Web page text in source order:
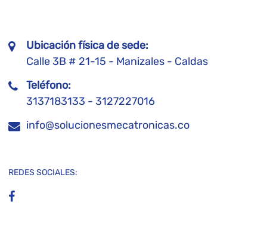
Ubicación física de sede:
Calle 3B # 21-15 - Manizales - Caldas
Teléfono:
3137183133 - 3127227016
info@solucionesmecatronicas.co
REDES SOCIALES: